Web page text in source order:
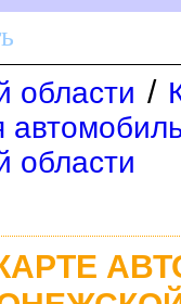
области /
области